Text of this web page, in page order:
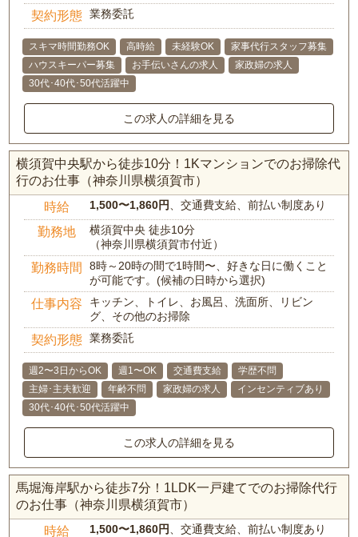
契約形態 業務委託
スキマ時間勤務OK 高時給 未経験OK
家事代行スタッフ募集
ハウスキーパー募集
お手伝いさんの求人
家政婦の求人
30代･40代･50代活躍中
この求人の詳細を見る
横須賀中央駅から徒歩10分！1Kマンションでのお掃除代
行のお仕事（神奈川県横須賀市）
時給 1,500〜1,860円、交通費支給、前払い制度あり
勤務地
横須賀中央 徒歩10分
（神奈川県横須賀市付近）
勤務時間
8時～20時の間で1時間〜、好きな日に働くこと
が可能です。(候補の日時から選択)
仕事内容
キッチン、トイレ、お風呂、洗面所、リビン
グ、その他のお掃除
契約形態 業務委託
週2〜3日からOK 週1〜OK 交通費支給
学歴不問
主婦･主夫歓迎
年齢不問 家政婦の求人
インセンティブあり
30代･40代･50代活躍中
この求人の詳細を見る
馬堀海岸駅から徒歩7分！1LDK一戸建てでのお掃除代行
のお仕事（神奈川県横須賀市）
時給 1,500〜1,860円、交通費支給、前払い制度あり